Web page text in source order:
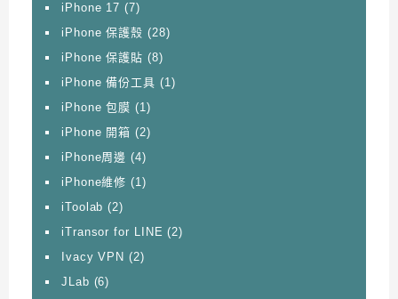
iPhone 17 (7)
iPhone 保護殼 (28)
iPhone 保護貼 (8)
iPhone 備份工具 (1)
iPhone 包膜 (1)
iPhone 開箱 (2)
iPhone周邊 (4)
iPhone維修 (1)
iToolab (2)
iTransor for LINE (2)
Ivacy VPN (2)
JLab (6)